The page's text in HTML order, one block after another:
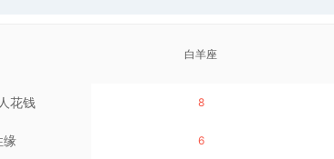
花钱
缘
白羊座
8
6